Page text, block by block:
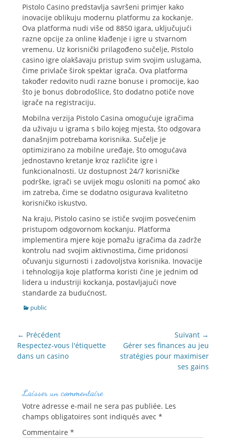
Pistolo Casino predstavlja savršeni primjer kako
inovacije oblikuju modernu platformu za kockanje.
Ova platforma nudi više od 8850 igara, uključujući
razne opcije za online klađenje i igre u stvarnom
vremenu. Uz korisnički prilagođeno sučelje, Pistolo
casino igre olakšavaju pristup svim svojim uslugama,
čime privlače širok spektar igrača. Ova platforma
također redovito nudi razne bonuse i promocije, kao
što je bonus dobrodošlice, što dodatno potiče nove
igrače na registraciju.
Mobilna verzija Pistolo Casina omogućuje igračima
da uživaju u igrama s bilo kojeg mjesta, što odgovara
današnjim potrebama korisnika. Sučelje je
optimizirano za mobilne uređaje, što omogućava
jednostavno kretanje kroz različite igre i
funkcionalnosti. Uz dostupnost 24/7 korisničke
podrške, igrači se uvijek mogu osloniti na pomoć ako
im zatreba, čime se dodatno osigurava kvalitetno
korisničko iskustvo.
Na kraju, Pistolo casino se ističe svojim posvećenim
pristupom odgovornom kockanju. Platforma
implementira mjere koje pomažu igračima da zadrže
kontrolu nad svojim aktivnostima, čime pridonosi
očuvanju sigurnosti i zadovoljstva korisnika. Inovacije
i tehnologija koje platforma koristi čine je jednim od
lidera u industriji kockanja, postavljajući nove
standarde za budućnost.
Catégories
public
NAVIGATION
DE
L’ARTICLE
← Précédent
Article
précédent :
Respectez-vous l'étiquette
dans un casino
Suivant →
Article
suivant :
Gérer ses finances au jeu
stratégies pour maximiser
ses gains
Laisser un commentaire
Votre adresse e-mail ne sera pas publiée. Les
champs obligatoires sont indiqués avec *
Commentaire *